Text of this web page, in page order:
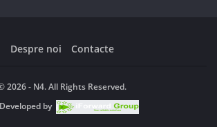
Despre noi Contacte
2026 - N4. All Rights Reserved.
by